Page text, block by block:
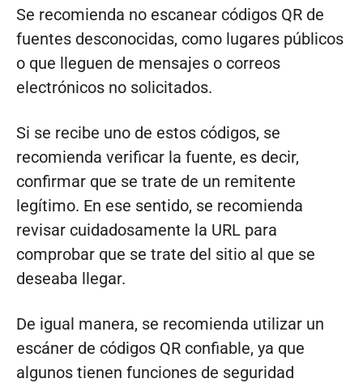
Se recomienda no escanear códigos QR de
fuentes desconocidas, como lugares públicos
o que lleguen de mensajes o correos
electrónicos no solicitados.
Si se recibe uno de estos códigos, se
recomienda verificar la fuente, es decir,
confirmar que se trate de un remitente
legítimo. En ese sentido, se recomienda
revisar cuidadosamente la URL para
comprobar que se trate del sitio al que se
deseaba llegar.
De igual manera, se recomienda utilizar un
escáner de códigos QR confiable, ya que
algunos tienen funciones de seguridad